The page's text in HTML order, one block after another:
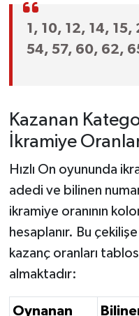
1, 10, 12, 14,
54, 57, 60, 62,
Kazanan
İkramiye
Hızlı On oyununda
adedi ve bilinen
ikramiye oranının
hesaplanır. Bu
kazanç oranları
almaktadır:
Oynanan